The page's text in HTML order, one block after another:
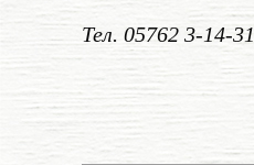
Тел. 05762 3-14-31